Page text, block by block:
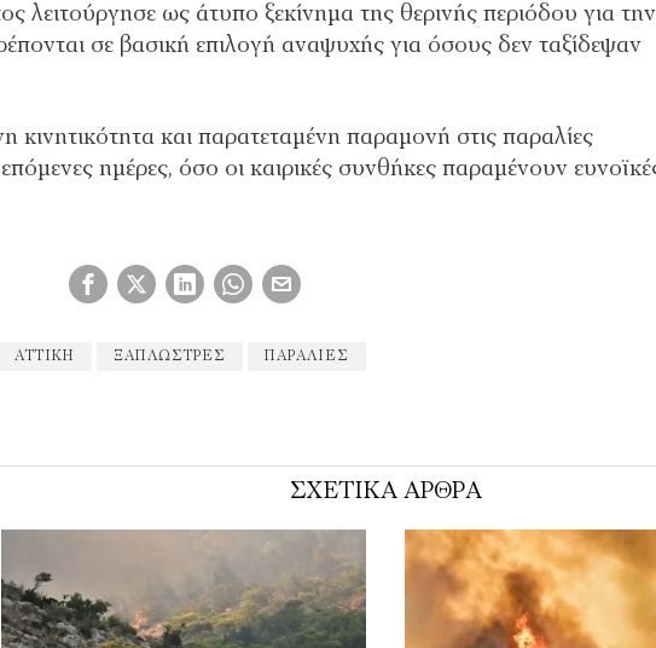
λειτούργησε ως άτυπο ξεκίνημα της θερινής περιόδου για την
σε βασική επιλογή αναψυχής για όσους δεν ταξίδεψαν
κινητικότητα και παρατεταμένη παραμονή στις παραλίες
επόμενες ημέρες, όσο οι καιρικές συνθήκες παραμένουν
ΑΤΤΙΚΗ ΞΑΠΛΏΣΤΡΕΣ ΠΑΡΑΛΊΕΣ
ΣΧΕΤΙΚΑ ΑΡΘΡΑ